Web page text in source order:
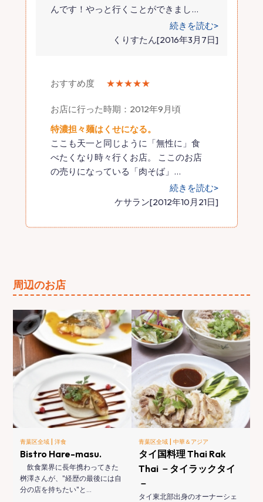
んです！やっと行くことができまし…
続きを読む>
くりすたん[2016年3月7日]
おすすめ度 ★★★★★
お店に行った時期：2012年9月頃
特濃担々麺はくせになる。
ここも天一と同じように「無性に」食
べたくなり時々行くお店。 ここのお店
の売りになっている「肉そば」 …
続きを読む>
ケサラン[2012年10月21日]
周辺のお店
青葉区全域 |洋食
Bistro Hare-masu.
飲食業界に長年携わってきた
桝澤さんが、"経歴の最後には自
分の店を持ちたい"と…
青葉区全域 | 中華＆アジア
タイ国料理 Thai Rak
Thai －タイラックタイ
－
タイ東北部出身のオーナーシェ